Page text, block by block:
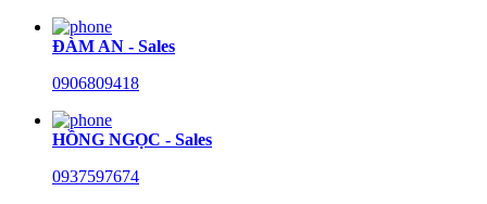
ĐÀM AN - Sales
0906809418
HỒNG NGỌC - Sales
0937597674